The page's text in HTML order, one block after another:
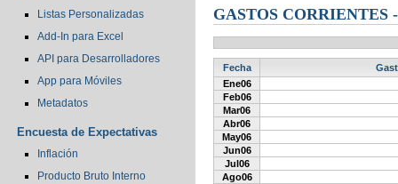
Listas Personalizadas
Add-In para Excel
API para Desarrolladores
App para Móviles
Metadatos
Encuesta de Expectativas
Inflación
Producto Bruto Interno
GASTOS CORRIENTES
Fecha
Ene06
Feb06
Mar06
Abr06
May06
Jun06
Jul06
Ago06